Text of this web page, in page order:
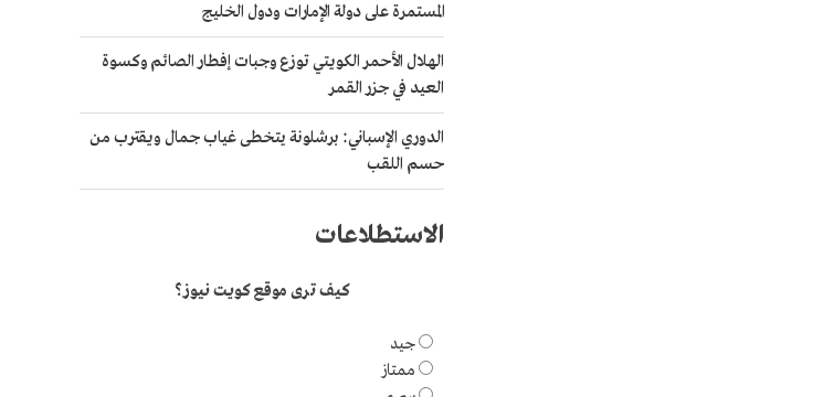
المستمرة على دولة الإمارات ودول الخليج
الهلال الأحمر الكويتي توزع وجبات إفطار الصائم وكسوة
العيد في جزر القمر
الدوري الإسباني: برشلونة يتخطى غياب جمال ويقترب من
حسم اللقب
الاستطلاعات
كيف ترى موقع كويت نيوز؟
جيد
ممتاز